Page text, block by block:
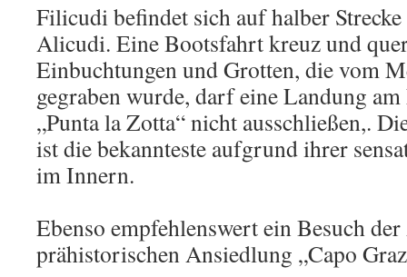
Filicudi befindet sich auf halber
Alicudi. Eine Bootsfahrt kreuz und
Einbuchtungen und Grotten, die vom
gegraben wurde, darf eine Landung am
„Punta la Zotta“ nicht ausschließen,.
ist die bekannteste aufgrund ihrer
im Innern.
Ebenso empfehlenswert ein Besuch
prähistorischen Ansiedlung „Capo